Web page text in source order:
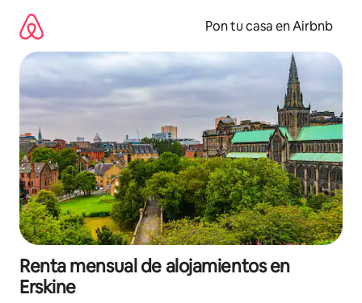
contenido
Pon tu casa en Airbnb
Renta mensual de alojamientos en
Erskine